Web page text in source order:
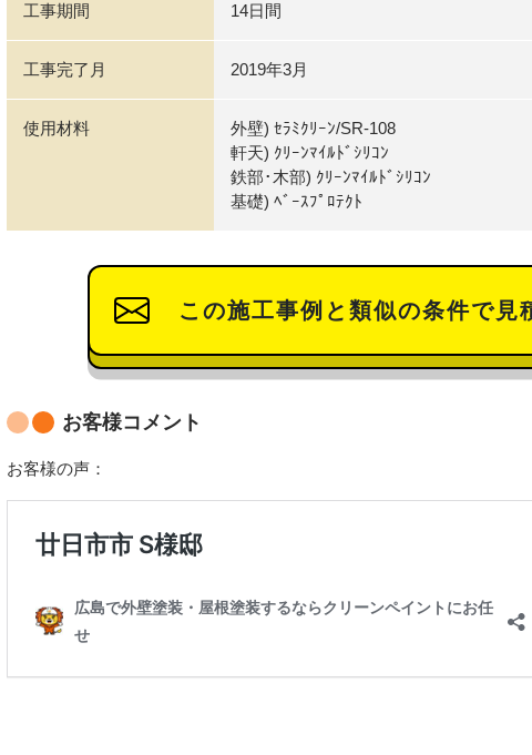
工事期間 14日間
工事完了月 2019年3月
使用材料
外壁) ｾﾗﾐｸﾘｰﾝ/SR-108
軒天) ｸﾘｰﾝﾏｲﾙﾄﾞｼﾘｺﾝ
鉄部･木部) ｸﾘｰﾝﾏｲﾙﾄﾞｼﾘｺﾝ
基礎) ﾍﾞｰｽﾌﾟﾛﾃｸﾄ
この施工事例と類似の条件で見
お客様コメント
お客様の声：